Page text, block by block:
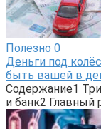
Полезно 0
Деньги под
быть вашей в
Содержание1
и банк2 Главный